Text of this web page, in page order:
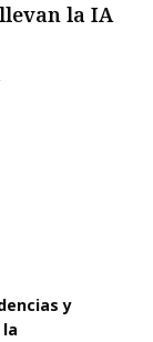
la IA
y